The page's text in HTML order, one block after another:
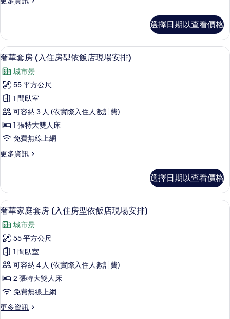
的
有
相
片
三
人
套
的
詳
情
選擇日期以查看價格
顯
示
奢
華
套
房
(入
住
房
依
飯
店
現
場
安
排)
的
所
有
奢華套房 (入住房型依飯店現場安排)
12
奢華套房 (入住房型依飯店現場安排)
城市景
55 平方公尺
1 間臥室
可容納 3 人 (依實際入住人數計費)
1 張特大雙人床
免費無線上網
更多資訊
更
套
房
(入
房
型
依
飯
店
現
場
安
的
選擇日期以查看價格
顯
示
奢
華
家
庭
套
房
(入
奢華家庭套房 (入住房型依飯店現場
8
奢華家庭套房 (入住房型依飯店現場安排)
城市景
55 平方公尺
1 間臥室
可容納 4 人 (依實際入住人數計費)
2 張特大雙人床
免費無線上網
更多資訊
更